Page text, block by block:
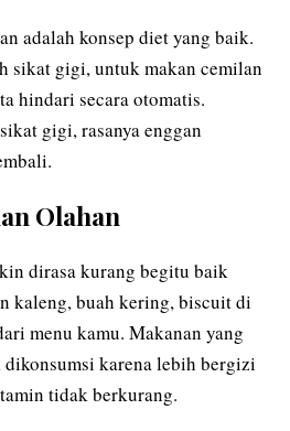
adalah konsep diet yang baik.
sikat gigi, untuk makan cemilan
hindari secara otomatis.
gigi, rasanya enggan
Olahan
dirasa kurang begitu baik
kaleng, buah kering, biscuit di
menu kamu. Makanan yang
karena lebih bergizi
tidak berkurang.